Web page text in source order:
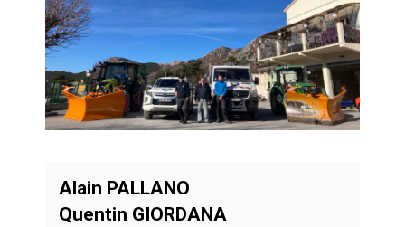
Alain PALLANO
Quentin GIORDANA